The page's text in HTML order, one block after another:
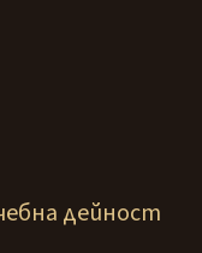
дейност